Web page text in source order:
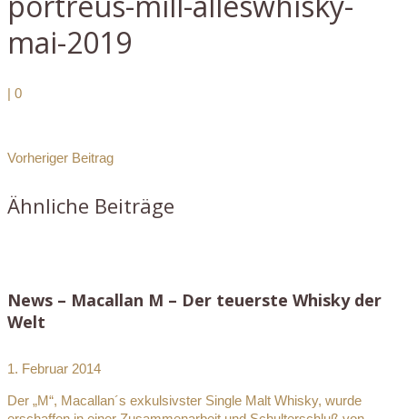
mai-2019
| 0
Vorheriger Beitrag
Ähnliche Beiträge
News – Macallan M – Der teuerste Whisky der
Welt
1. Februar 2014
Der „M“, Macallan´s exkulsivster Single Malt Whisky, wurde